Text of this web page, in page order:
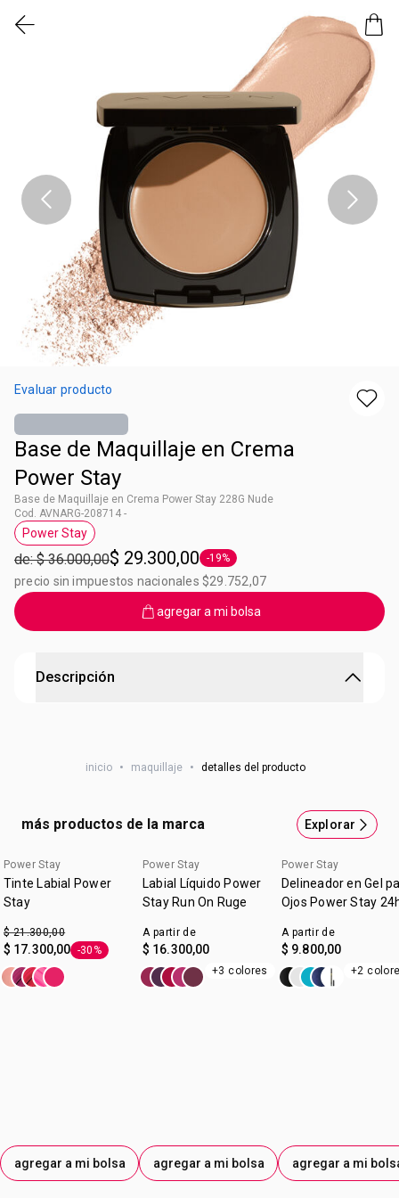
Evaluar producto
Base de Maquillaje en Crema
Power Stay
Base de Maquillaje en Crema Power Stay 228G Nude
Cod. AVNARG-208714 -
Etiqueta Power Stay
Power Stay
de: $ 36.000,00$ 29.300,00 Etiqueta -19%
-19%
precio sin impuestos nacionales $29.752,07
agregar a mi bolsa
Descripción
polvo. • Intransferible • A prueba de agua • Acabado matte
consumidores) Tecnología exclusiva freshwear complex:
Controla el brillo
inicio • maquillaje • detalles del producto
más productos de la marca Explorar
Power Stay
Tinte Labial Power
Stay
$ 21.300,00
$ 17.300,00 Etiqueta -30%
-30%
agregar a mi bolsa
Power Stay
Labial Líquido Power
Stay Run On Ruge
A partir de
$ 16.300,00
+3 colores
agregar a mi bolsa
Power Stay
Delineador en Gel
Ojos Power Stay
A partir de
$ 9.800,00
+2
agregar a mi